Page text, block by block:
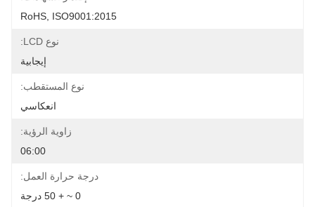
RoHS, ISO9001:2015
نوع LCD:
إيجابية
نوع المستقطب:
انعكاسي
زاوية الرؤية:
06:00
درجة حرارة العمل:
0 ~ + 50 درجة